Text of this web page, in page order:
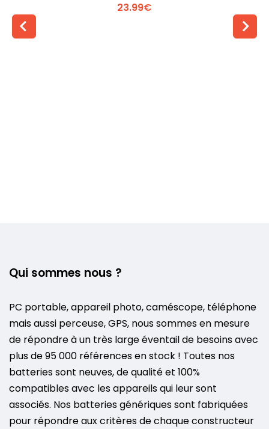
23.99€
Qui sommes nous ?
PC portable, appareil photo, caméscope, téléphone
mais aussi perceuse, GPS, nous sommes en mesure
de répondre à un très large éventail de besoins avec
plus de 95 000 références en stock ! Toutes nos
batteries sont neuves, de qualité et 100%
compatibles avec les appareils qui leur sont
associés. Nos batteries génériques sont fabriquées
pour répondre aux critères de chaque constructeur